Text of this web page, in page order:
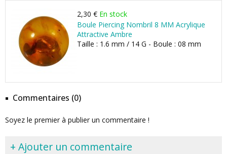
2,30 € En stock
Boule Piercing Nombril 8 MM Acrylique
Attractive Ambre
Taille : 1.6 mm / 14 G - Boule : 08 mm
Commentaires (0)
Soyez le premier à publier un commentaire !
+ Ajouter un commentaire